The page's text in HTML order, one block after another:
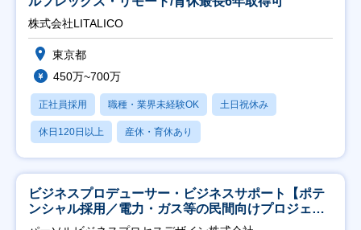
株式会社LITALICO
東京都
450万~700万
正社員採用 職種・業界未経験OK 土日祝休み
休日120日以上 産休・育休あり
ビジネスプロデューサー・ビジネスサポート【ポテ
ンシャル採用／電力・ガス等の民間向けプロジェク
ト推進】